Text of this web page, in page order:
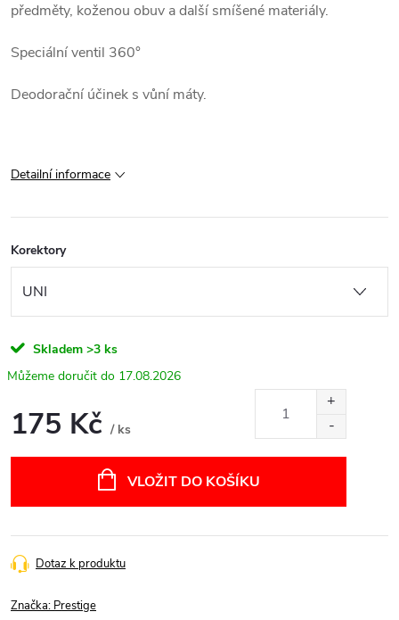
předměty, koženou obuv a další smíšené materiály.
Speciální ventil 360°
Deodorační účinek s vůní máty.
Detailní informace
Korektory
Skladem >3 ks
17.08.2026
175 Kč / ks
VLOŽIT DO KOŠÍKU
Dotaz k produktu
Značka: Prestige